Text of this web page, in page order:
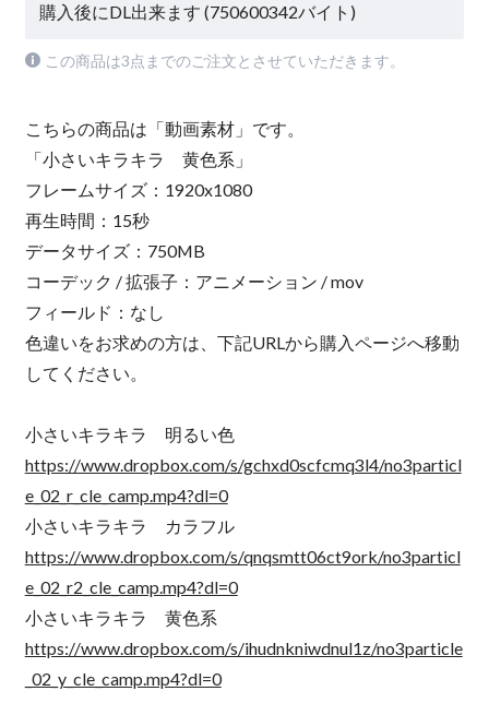
購入後にDL出来ます (750600342バイト)
この商品は3点までのご注文とさせていただきます。
こちらの商品は「動画素材」です。
「小さいキラキラ 黄色系」
フレームサイズ：1920x1080
再生時間：15秒
データサイズ：750MB
コーデック / 拡張子：アニメーション / mov
フィールド：なし
色違いをお求めの方は、下記URLから購入ページへ移動
してください。
小さいキラキラ 明るい色
https://www.dropbox.com/s/gchxd0scfcmq3l4/no3particl
e_02_r_cle_camp.mp4?dl=0
小さいキラキラ カラフル
https://www.dropbox.com/s/qnqsmtt06ct9ork/no3particl
e_02_r2_cle_camp.mp4?dl=0
小さいキラキラ 黄色系
https://www.dropbox.com/s/ihudnkniwdnul1z/no3particle
_02_y_cle_camp.mp4?dl=0